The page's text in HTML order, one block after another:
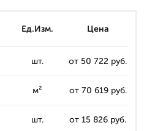
Ед.Изм. Цена
шт. от 50 722 руб.
м² от 70 619 руб.
шт. от 15 826 руб.